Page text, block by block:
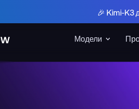
Модели
🎉 Kimi-K3